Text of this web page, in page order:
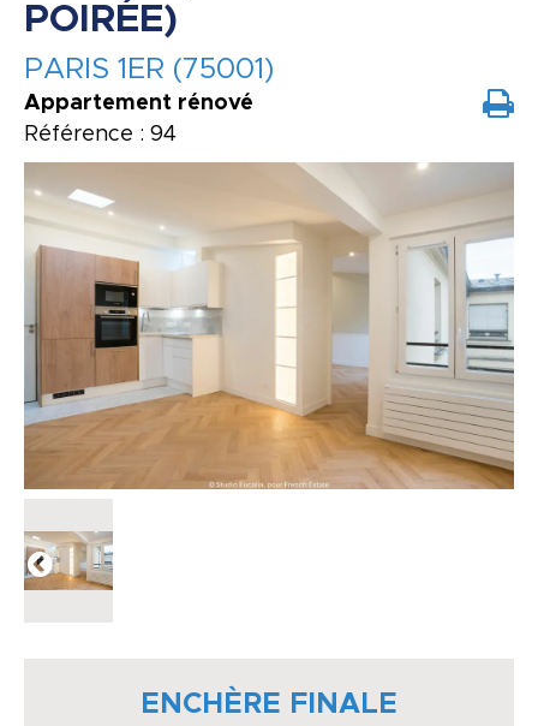
POIRÉE)
PARIS 1ER (75001)
Appartement rénové
Référence : 94
ENCHÈRE FINALE